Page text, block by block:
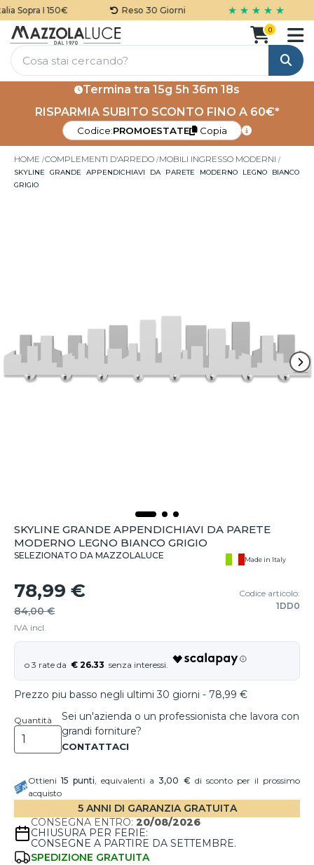
Sopra I 150€ Reso 30 Giorni ★ ★ ★ ★ ★
Cerca
0
Termina tra 15g 5h 36m 18s
RISPARMIA SUBITO SCONTO FINO A 60€*
Codice:PROMOESTATE Copia
HOME COMPLEMENTI D'ARREDO MOBILI INGRESSO MODERNI
SKYLINE GRANDE APPENDICHIAVI DA PARETE MODERNO LEGNO BIANCO
GRIGIO
SKYLINE GRANDE APPENDICHIAVI DA PARETE
MODERNO LEGNO BIANCO GRIGIO
SELEZIONATO DA MAZZOLALUCE Made in Italy
78,99 €
84,00 €
IVA incl.
Codice articolo:
1DD0
€ 26.33
Prezzo piu basso negli ultimi 30 giorni - 78,99 €
Quantità
Sei un'azienda o un professionista che lavora con
grandi forniture?
Ottieni15 punti, equivalenti a3,00 €di sconto per il prossimo
acquisto
5 ANNI DI GARANZIA GRATUITA
CONSEGNA ENTRO: 20/08/2026
CHIUSURA PER FERIE:
CONSEGNE A PARTIRE DA SETTEMBRE.
SPEDIZIONE GRATUITA